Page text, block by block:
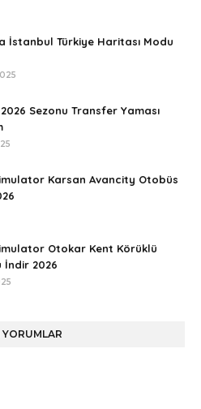
İstanbul Türkiye Haritası Modu
2026 Sezonu Transfer Yaması
Karsan Avancity Otobüs
Otokar Kent Körüklü
İndir 2026
YORUMLAR